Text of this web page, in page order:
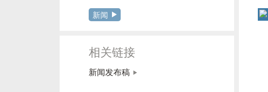
新闻
相关链接
新闻发布稿